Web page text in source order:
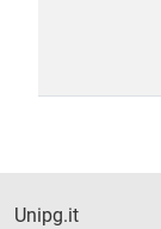
Unipg.it